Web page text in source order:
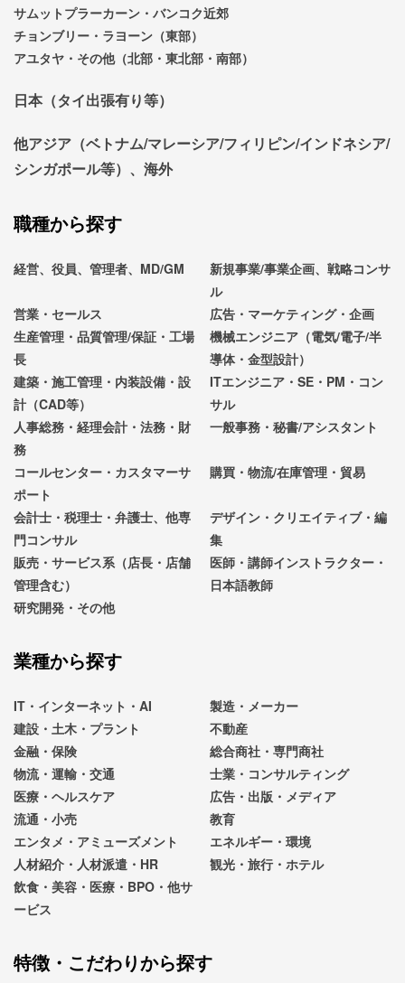
サムットプラーカーン・バンコク近郊
チョンブリー・ラヨーン（東部）
アユタヤ・その他（北部・東北部・南部）
日本（タイ出張有り等）
他アジア（ベトナム/マレーシア/フィリピン/インドネシア/
シンガポール等）、海外
職種から探す
経営、役員、管理者、MD/GM
新規事業/事業企画、戦略コンサ
ル
営業・セールス
広告・マーケティング・企画
生産管理・品質管理/保証・工場
長
機械エンジニア（電気/電子/半
導体・金型設計）
建築・施工管理・内装設備・設
計（CAD等）
ITエンジニア・SE・PM・コン
サル
人事総務・経理会計・法務・財
務
一般事務・秘書/アシスタント
コールセンター・カスタマーサ
ポート
購買・物流/在庫管理・貿易
会計士・税理士・弁護士、他専
門コンサル
デザイン・クリエイティブ・編
集
販売・サービス系（店長・店舗
管理含む）
医師・講師インストラクター・
日本語教師
研究開発・その他
業種から探す
IT・インターネット・AI
製造・メーカー
建設・土木・プラント
不動産
金融・保険
総合商社・専門商社
物流・運輸・交通
士業・コンサルティング
医療・ヘルスケア
広告・出版・メディア
流通・小売
教育
エンタメ・アミューズメント
エネルギー・環境
人材紹介・人材派遣・HR
観光・旅行・ホテル
飲食・美容・医療・BPO・他サ
ービス
特徴・こだわりから探す